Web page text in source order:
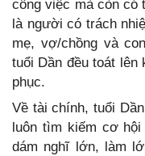
công việc mà còn có
là người có trách
mẹ, vợ/chồng và
tuổi Dần đều toát
phục.
Về tài chính, tuổi
luôn tìm kiếm cơ
dám nghĩ lớn, làm